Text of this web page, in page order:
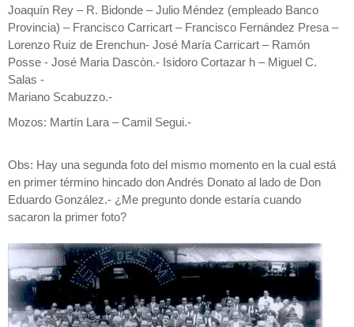
Joaquín Rey – R. Bidonde – Julio Méndez (empleado Banco
Provincia) – Francisco Carricart – Francisco Fernández Presa –
Lorenzo Ruiz de Erenchun- José María Carricart – Ramón
Posse - José Maria Dascòn.- Isidoro Cortazar h – Miguel C.
Salas -
Mariano Scabuzzo.-
Mozos: Martín Lara – Camil Segui.-
Obs: Hay una segunda foto del mismo momento en la cual está
en primer término hincado don Andrés Donato al lado de Don
Eduardo González.- ¿Me pregunto donde estaría cuando
sacaron la primer foto?